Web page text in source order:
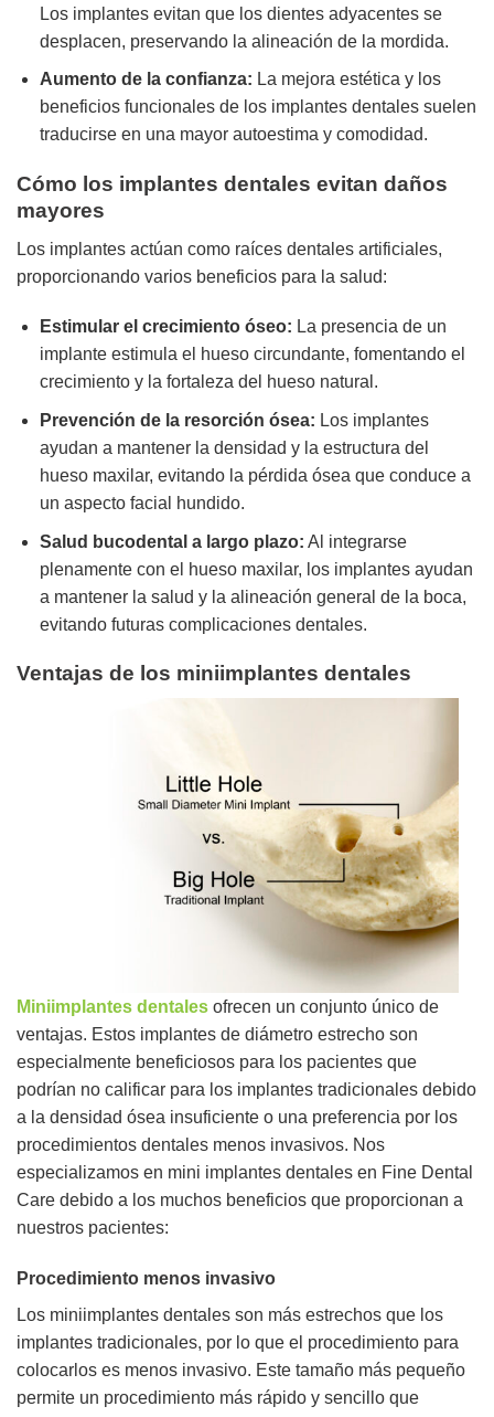
Los implantes evitan que los dientes adyacentes se
desplacen, preservando la alineación de la mordida.
Aumento de la confianza: La mejora estética y los
beneficios funcionales de los implantes dentales suelen
traducirse en una mayor autoestima y comodidad.
Cómo los implantes dentales evitan daños
mayores
Los implantes actúan como raíces dentales artificiales,
proporcionando varios beneficios para la salud:
Estimular el crecimiento óseo: La presencia de un
implante estimula el hueso circundante, fomentando el
crecimiento y la fortaleza del hueso natural.
Prevención de la resorción ósea: Los implantes
ayudan a mantener la densidad y la estructura del
hueso maxilar, evitando la pérdida ósea que conduce a
un aspecto facial hundido.
Salud bucodental a largo plazo: Al integrarse
plenamente con el hueso maxilar, los implantes ayudan
a mantener la salud y la alineación general de la boca,
evitando futuras complicaciones dentales.
Ventajas de los miniimplantes dentales
Miniimplantes dentales ofrecen un conjunto único de
ventajas. Estos implantes de diámetro estrecho son
especialmente beneficiosos para los pacientes que
podrían no calificar para los implantes tradicionales debido
a la densidad ósea insuficiente o una preferencia por los
procedimientos dentales menos invasivos. Nos
especializamos en mini implantes dentales en Fine Dental
Care debido a los muchos beneficios que proporcionan a
nuestros pacientes:
Procedimiento menos invasivo
Los miniimplantes dentales son más estrechos que los
implantes tradicionales, por lo que el procedimiento para
colocarlos es menos invasivo. Este tamaño más pequeño
permite un procedimiento más rápido y sencillo que